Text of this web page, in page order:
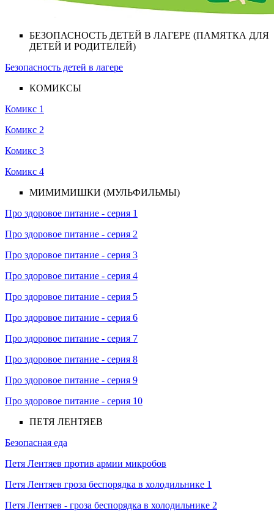
БЕЗОПАСНОСТЬ ДЕТЕЙ В ЛАГЕРЕ (ПАМЯТКА ДЛЯ
ДЕТЕЙ И РОДИТЕЛЕЙ)
Безопасность детей в лагере
КОМИКСЫ
Комикс 1
Комикс 2
Комикс 3
Комикс 4
МИМИМИШКИ (МУЛЬФИЛЬМЫ)
Про здоровое питание - серия 1
Про здоровое питание - серия 2
Про здоровое питание - серия 3
Про здоровое питание - серия 4
Про здоровое питание - серия 5
Про здоровое питание - серия 6
Про здоровое питание - серия 7
Про здоровое питание - серия 8
Про здоровое питание - серия 9
Про здоровое питание - серия 10
ПЕТЯ ЛЕНТЯЕВ
Безопасная еда
Петя Лентяев против армии микробов
Петя Лентяев гроза беспорядка в холодильнике 1
Петя Лентяев - гроза беспорядка в холодильнике 2